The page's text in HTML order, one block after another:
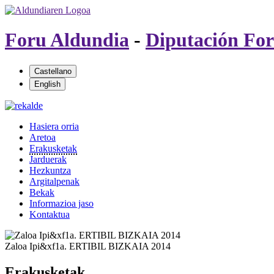
Foru Aldundia - Diputación
Hasiera orria
Aretoa
Erakusketak
Jarduerak
Hezkuntza
Argitalpenak
Bekak
Informazioa jaso
Kontaktua
Zaloa Ipi&xf1a. ERTIBIL BIZKAIA 2014